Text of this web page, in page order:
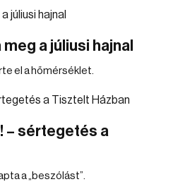
a júliusi hajnal
el a hőmérséklet.
– sértegetés a
a „beszólást”.